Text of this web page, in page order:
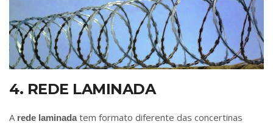
4. REDE LAMINADA
A rede laminadatem formato diferente das concertinas